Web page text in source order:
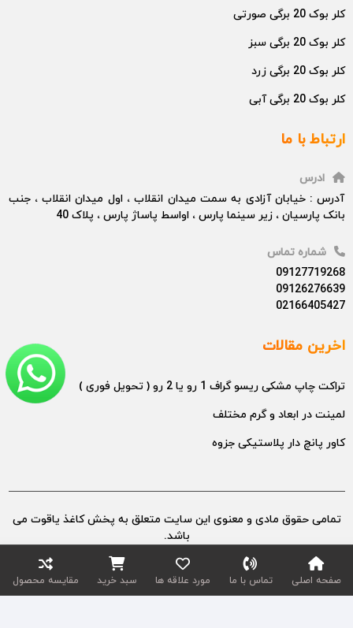
صفحه اصلی تماس با ما مورد علاقه ها سبد خرید مقایسه محصول
کلر بوک 20 برگی صورتی
کلر بوک 20 برگی سبز
کلر بوک 20 برگی زرد
کلر بوک 20 برگی آبی
ارتباط با ما
ادرس
آدرس : خیابان آزادی به سمت میدان انقلاب ، اول میدان انقلاب ، جنب
بانک پارسیان ، زیر سینما پارس ، اواسط پاساژ پارس ، پلاک 40
شماره تماس
09127719268
09126276639
02166405427
اخرین مقالات
تراکت چاپ مشکی ریسو گراف 1 رو یا 2 رو ( تحویل فوری )
لمینت در ابعاد و گرم مختلف
کاور پانچ دار پلاستیکی جزوه
تمامی حقوق مادی و معنوی این سایت متعلق به پخش کاغذ یاقوت می
باشد.
طراح سایت : عامر تجارت خلیج فارس